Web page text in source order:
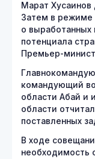
Марат
Затем в режиме
о
потенциала
Премьер-
командующий
области Абай и
области
поставленных
В ходе
необходимость